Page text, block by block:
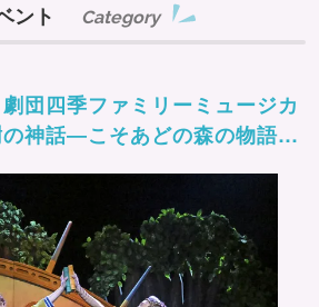
ント Category
団四季ファミリーミュージカ
神話―こそあどの森の物語